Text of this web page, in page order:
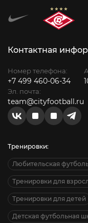
Контактная
Номер телефона:
+7 499 460-06-34
Эл. почта:
team@cityfootball.ru
Тренировки:
Любительская
Тренировки для
Тренировки для детей
Детская футбольная